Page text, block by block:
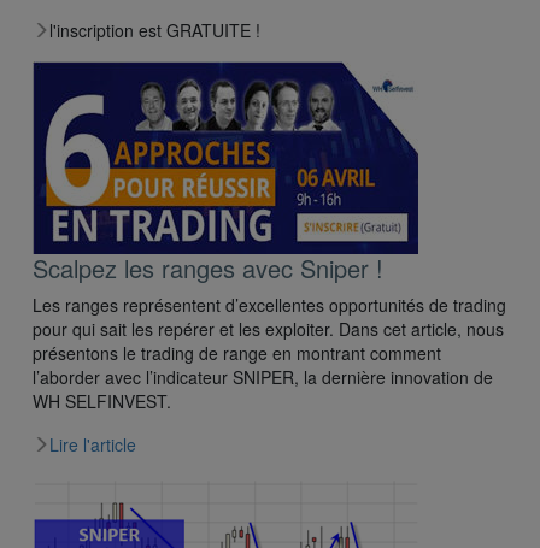
l'inscription est GRATUITE !
Scalpez les ranges avec Sniper !
Les ranges représentent d’excellentes opportunités de trading
pour qui sait les repérer et les exploiter. Dans cet article, nous
présentons le trading de range en montrant comment
l’aborder avec l’indicateur SNIPER, la dernière innovation de
WH SELFINVEST.
Lire l'article